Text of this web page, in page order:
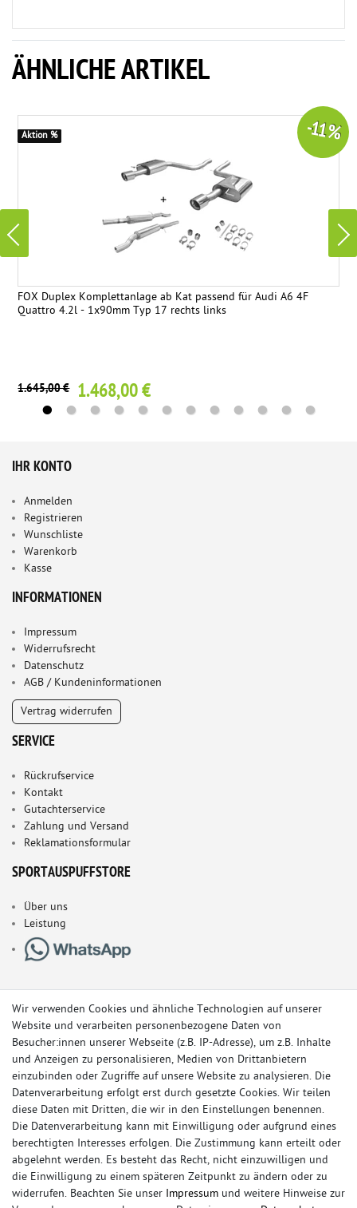
ÄHNLICHE ARTIKEL
FOX Duplex Komplettanlage ab Kat passend für Audi A6 4F
Quattro 4.2l - 1x90mm Typ 17 rechts links
1.645,00 € 1.468,00 €
-11 %
Aktion %
IHR KONTO
Anmelden
Registrieren
Wunschliste
Warenkorb
Kasse
INFORMATIONEN
Impressum
Widerrufsrecht
Datenschutz
AGB / Kundeninformationen
Vertrag widerrufen
SERVICE
Rückrufservice
Kontakt
Gutachterservice
Zahlung und Versand
Reklamationsformular
SPORTAUSPUFFSTORE
Über uns
Leistung
© Copyright 2026 Sportauspuff-Store.de - Alle Rechte vorbehalten.
Preisangaben inkl. gesetzlicher MwSt. und zzgl. Versandkosten
Das Internetportal für Sportendschalldämpfer, Komplettanlagen,
Wir verwenden Cookies und ähnliche Technologien auf unserer
Website und verarbeiten personenbezogene Daten von
Besucher:innen unserer Webseite (z.B. IP-Adresse), um z.B. Inhalte
und Anzeigen zu personalisieren, Medien von Drittanbietern
einzubinden oder Zugriffe auf unsere Website zu analysieren. Die
Datenverarbeitung erfolgt erst durch gesetzte Cookies. Wir teilen
diese Daten mit Dritten, die wir in den Einstellungen benennen.
Die Datenverarbeitung kann mit Einwilligung oder aufgrund eines
berechtigten Interesses erfolgen. Die Zustimmung kann erteilt oder
abgelehnt werden. Es besteht das Recht, nicht einzuwilligen und
die Einwilligung zu einem späteren Zeitpunkt zu ändern oder zu
widerrufen. Beachten Sie unser Impressum und weitere Hinweise zur